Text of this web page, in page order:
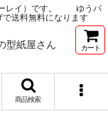
ーレイ）です。 ゆうパ
送料無料になります
型紙屋さん カート
商品検索